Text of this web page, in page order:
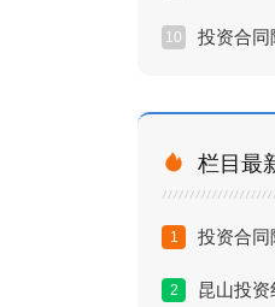
10
 栏目最
1
2